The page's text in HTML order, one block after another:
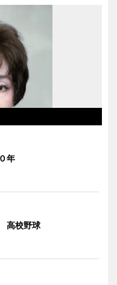
年
高校野球